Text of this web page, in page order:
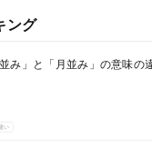
ング
並み」と「月並み」の意味の
い